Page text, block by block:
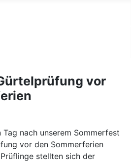
vor
nach unserem Sommerfest
vor den Sommerferien
stellten sich der